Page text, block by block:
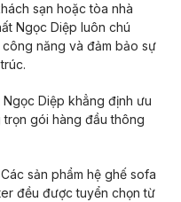
sạn hoặc tòa nhà
Ngọc Diệp luôn chú
năng và đảm bảo sự
Diệp khẳng định ưu
gói hàng đầu thông
Các sản phẩm hệ ghế sofa
đều được tuyển chọn từ